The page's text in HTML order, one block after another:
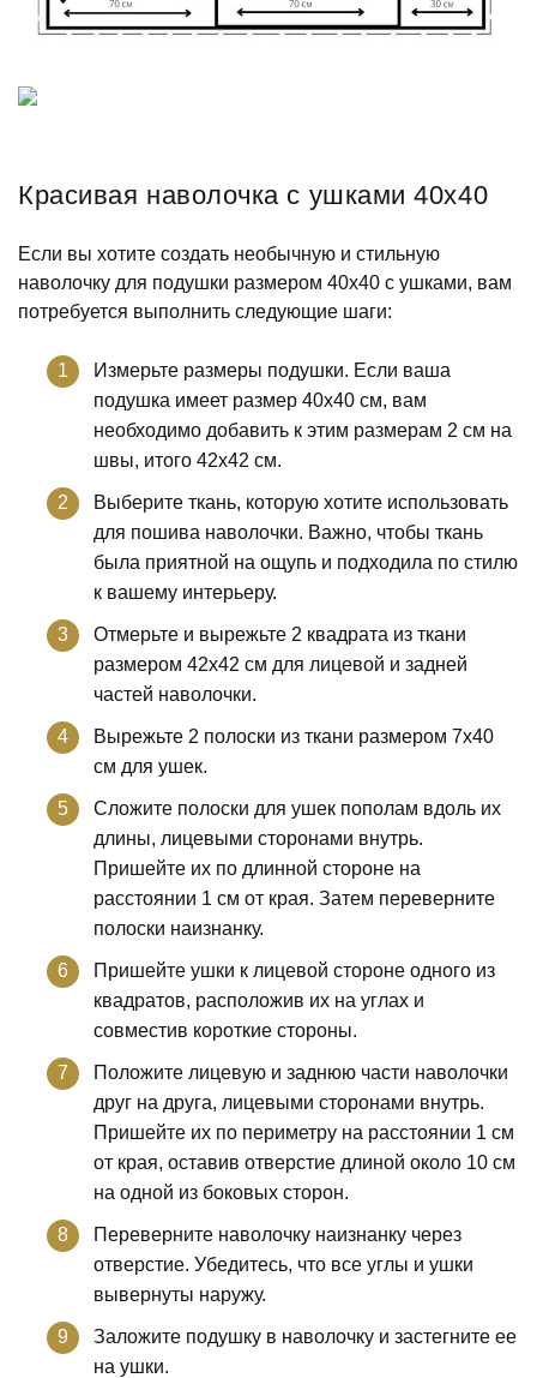
Красивая наволочка с ушками 40х40
Если вы хотите создать необычную и стильную
наволочку для подушки размером 40х40 с ушками, вам
потребуется выполнить следующие шаги:
Измерьте размеры подушки. Если ваша
подушка имеет размер 40х40 см, вам
необходимо добавить к этим размерам 2 см на
швы, итого 42х42 см.
Выберите ткань, которую хотите использовать
для пошива наволочки. Важно, чтобы ткань
была приятной на ощупь и подходила по стилю
к вашему интерьеру.
Отмерьте и вырежьте 2 квадрата из ткани
размером 42х42 см для лицевой и задней
частей наволочки.
Вырежьте 2 полоски из ткани размером 7х40
см для ушек.
Сложите полоски для ушек пополам вдоль их
длины, лицевыми сторонами внутрь.
Пришейте их по длинной стороне на
расстоянии 1 см от края. Затем переверните
полоски наизнанку.
Пришейте ушки к лицевой стороне одного из
квадратов, расположив их на углах и
совместив короткие стороны.
Положите лицевую и заднюю части наволочки
друг на друга, лицевыми сторонами внутрь.
Пришейте их по периметру на расстоянии 1 см
от края, оставив отверстие длиной около 10 см
на одной из боковых сторон.
Переверните наволочку наизнанку через
отверстие. Убедитесь, что все углы и ушки
вывернуты наружу.
Заложите подушку в наволочку и застегните ее
на ушки.